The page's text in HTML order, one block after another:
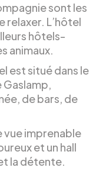
sont les
relaxer. L’hôtel
hôtels-
animaux.
est situé dans le
de bars, de
vue imprenable
et un hall
la détente.